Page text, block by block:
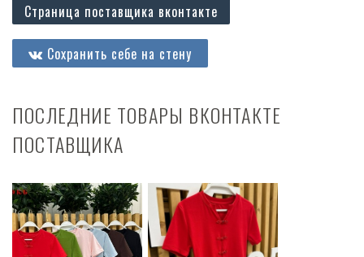
Страница поставщика вконтакте
Сохранить себе на стену
ПОСЛЕДНИЕ ТОВАРЫ ВКОНТАКТЕ
ПОСТАВЩИКА